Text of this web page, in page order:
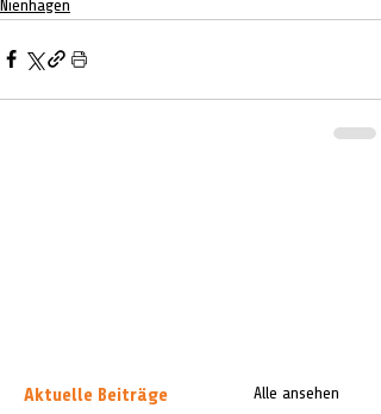
Nienhagen
Aktuelle Beiträge Alle ansehen